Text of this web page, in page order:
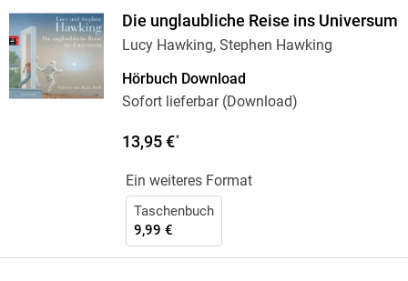
Die unglaubliche Reise ins Universum
Lucy Hawking, Stephen Hawking
Hörbuch Download
Sofort lieferbar (Download)
13,95 €*
Ein weiteres Format
Taschenbuch
9,99 €